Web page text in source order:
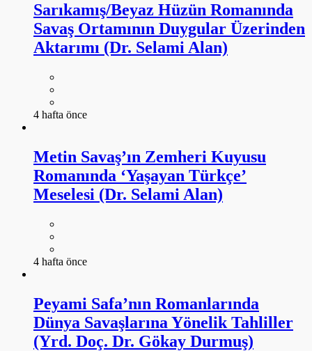
Sarıkamış/Beyaz Hüzün Romanında
Savaş Ortamının Duygular Üzerinden
Aktarımı (Dr. Selami Alan)
4 hafta önce
Metin Savaş’ın Zemheri Kuyusu
Romanında ‘Yaşayan Türkçe’
Meselesi (Dr. Selami Alan)
4 hafta önce
Peyami Safa’nın Romanlarında
Dünya Savaşlarına Yönelik Tahliller
(Yrd. Doç. Dr. Gökay Durmuş)